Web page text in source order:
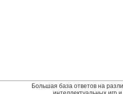
Большая база ответов на